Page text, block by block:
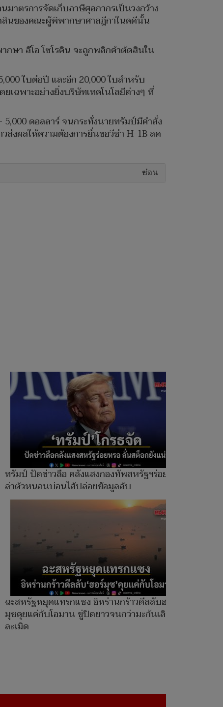
าตรการจัดเก็บภาษีศุลกากรเป็นวงกว้าง
สินของคณะผู้พิพากษาศาลฎีกาในคดีนั้น
ษา ลีโอ โซโรคิน จะถูกพลิกคำตัดสินใน
ใบต่อปี และอีก 20,000 ใบสำหรับ
เฉพาะอย่างยิ่งบริษัทเทคโนโลยีต่างๆ ที่
ดอลลาร์ จนกระทั่งนายทรัมป์มีคำสั่ง
ส่งผลให้ความต้องการยื่นขอวีซ่า H-1B ลด
ซ่อน
ทรัมป์ ปัดข่าวลือ คลังแสงกองทัพสหรัฐฯร่อยหรอ
ล่าตัวหนอนบ่อนไส้ปล่อยข้อมูลลับ
ฉะสหรัฐหยุดแทรกแซง อิหร่านกร้าวดีลลับฮอร์
มุซคุยแค่กับโอมาน ขู่ปิดยาวจนกว่ามะกันเลิก
ละเมิด